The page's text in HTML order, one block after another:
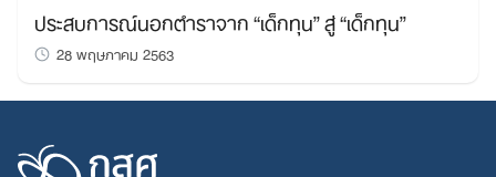
ประสบการณ์นอกตำราจาก “เด็กทุน” สู่ “เด็กทุน”
28 พฤษภาคม 2563